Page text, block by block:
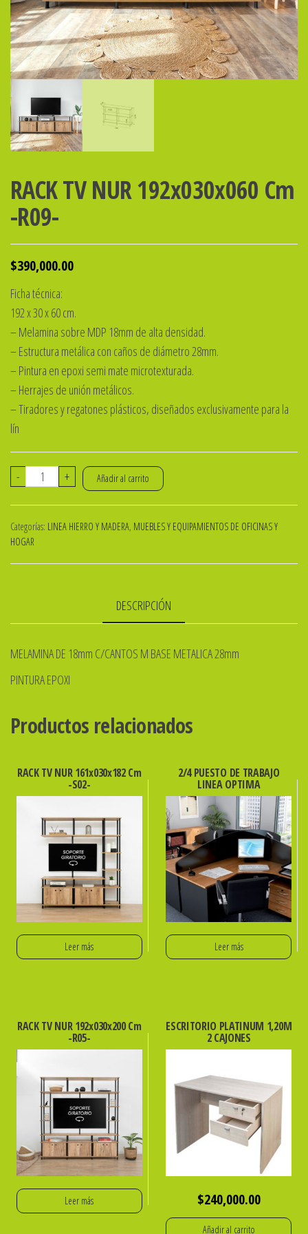
RACK TV NUR 192x030x060 Cm
-R09-
$390,000.00
Ficha técnica:
192 x 30 x 60 cm.⁣
– Melamina sobre MDP 18mm de alta densidad.⁣
– Estructura metálica con caños de diámetro 28mm.⁣
– Pintura en epoxi semi mate microtexturada.⁣
– Herrajes de unión metálicos.⁣
– Tiradores y regatones plásticos, diseñados exclusivamente para la
lín
-
RACK
192x030x060
+ Añadir al carrito
Categorías: LINEA HIERRO Y MADERA, MUEBLES Y EQUIPAMIENTOS DE OFICINAS Y
HOGAR
DESCRIPCIÓN
MELAMINA DE 18mm C/CANTOS M BASE METALICA 28mm
PINTURA EPOXI
Productos relacionados
RACK TV NUR 161x030x182 Cm
-S02-
Leer más
2/4 PUESTO DE TRABAJO
LINEA OPTIMA
Leer más
RACK TV NUR 192x030x200 Cm
-R05-
Leer más
ESCRITORIO PLATINUM 1,20M
2 CAJONES
$240,000.00
Añadir al carrito